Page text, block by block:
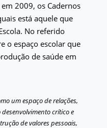
2009, os Cadernos
está aquele que
No referido
o espaço escolar que
de saúde em
um espaço de relações,
crítico e
de valores pessoais,